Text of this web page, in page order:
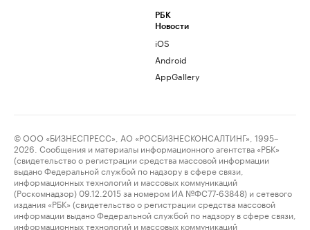
РБК
Новости
iOS
Android
AppGallery
© ООО «БИЗНЕСПРЕСС», АО «РОСБИЗНЕСКОНСАЛТИНГ», 1995–
2026. Сообщения и материалы информационного агентства «РБК»
(свидетельство о регистрации средства массовой информации
выдано Федеральной службой по надзору в сфере связи,
информационных технологий и массовых коммуникаций
(Роскомнадзор) 09.12.2015 за номером ИА №ФС77-63848) и сетевого
издания «РБК» (свидетельство о регистрации средства массовой
информации выдано Федеральной службой по надзору в сфере связи,
информационных технологий и массовых коммуникаций